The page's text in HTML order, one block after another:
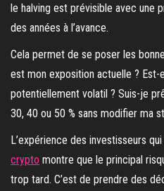
le halving est prévisible avec une
des années à l’avance.
Cela permet de se poser les
est mon exposition actuelle ? Est-
potentiellement volatil ? Suis-je
30, 40 ou 50 % sans modifier ma
L’expérience des investisseurs
crypto montre que le principal
trop tard. C’est de prendre des